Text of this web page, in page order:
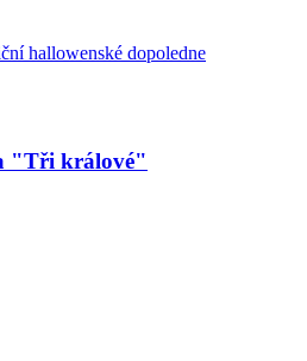
hallowenské dopoledne
"Tři králové"